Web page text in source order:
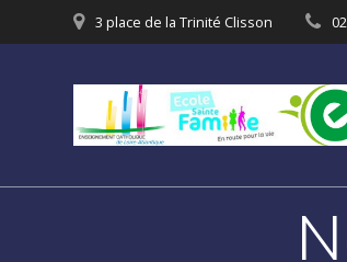
3 place de la Trinité Clisson